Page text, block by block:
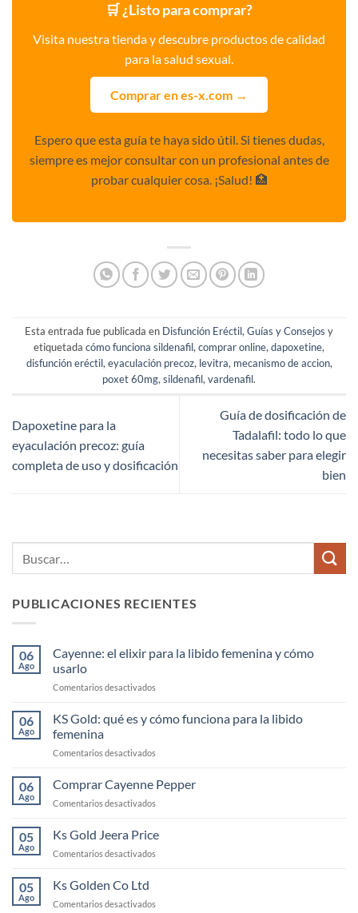
🛒 ¿Listo para comprar?
Visita nuestra tienda y descubre productos de calidad
para la salud sexual.
Comprar en es-x.com →
Espero que esta guía te haya sido útil. Si tienes dudas,
siempre es mejor consultar con un profesional antes de
probar cualquier cosa. ¡Salud! 🏥
Esta entrada fue publicada en Disfunción Eréctil, Guías y Consejos y
etiquetada cómo funciona sildenafil, comprar online, dapoxetine,
disfunción eréctil, eyaculación precoz, levitra, mecanismo de accion,
poxet 60mg, sildenafil, vardenafil.
Dapoxetine para la
eyaculación precoz: guía
completa de uso y dosificación
Guía de dosificación de
Tadalafil: todo lo que
necesitas saber para elegir
bien
PUBLICACIONES RECIENTES
06
Ago
Cayenne: el elixir para la libido femenina y cómo
usarlo
Comentarios desactivados
el
elixir
la
femenina
cómo
06
Ago
KS Gold: qué es y cómo funciona para la libido
femenina
Comentarios desactivados
Gold:
qué
es
cómo
06
Ago
Comprar Cayenne Pepper
Comentarios desactivados
Pepper
05
Ago
Ks Gold Jeera Price
Comentarios desactivados
Price
05
Ago
Ks Golden Co Ltd
Comentarios desactivados